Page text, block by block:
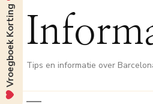
Tips en informatie over
Vroegboek Korting